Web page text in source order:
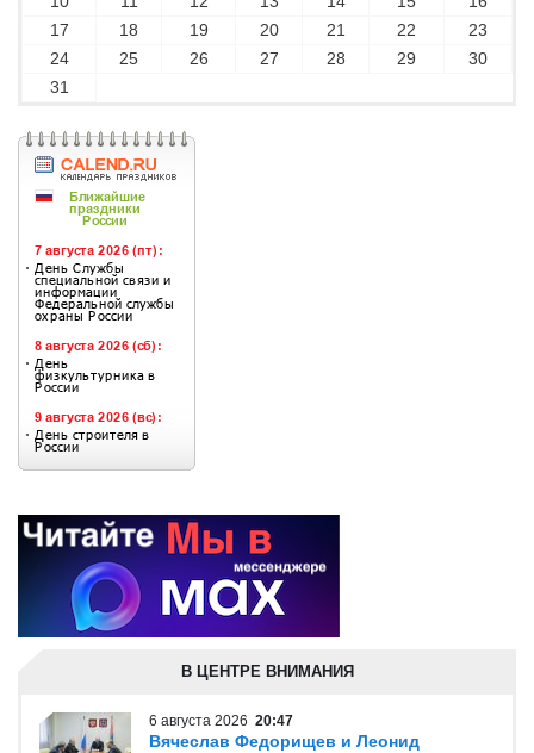
17
18 19 20 21 22
23
24
25 26 27 28 29
30
31
В ЦЕНТРЕ ВНИМАНИЯ
6 августа 2026 20:47
Вячеслав Федорищев и Леонид